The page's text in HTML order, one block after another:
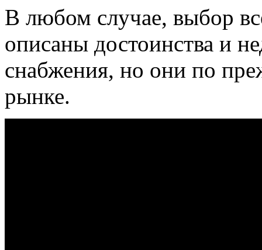
В любом случае, выбор
описаны достоинства и
снабжения, но они по
рынке.